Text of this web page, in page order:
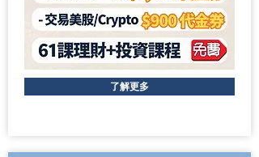
了解更多